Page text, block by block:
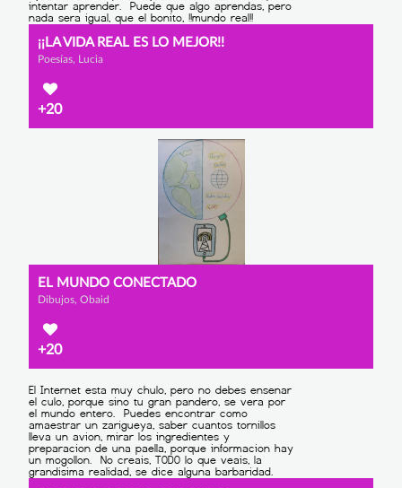
¡¡LA VIDA REAL ES LO MEJOR!!
Poesías, Lucia
+20
EL MUNDO CONECTADO
Dibujos, Obaid
+20